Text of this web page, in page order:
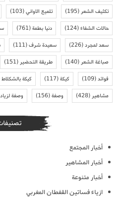
تكثيف الشعر(195) تلميع الاواني(103)
حالات الشفاء(124) دنيا بطمة(761)
سعد لمجرد(226) سعيدة شرف(111)
صباغة الشعر(140) طريقة التحضير(151)
فوائد(109) كيكة(117) كيكة بالشكلاط
مشاهير(428) وصفة(156) وصفة
أخبار المجتمع
أخبار المشاهير
أخبار متنوعة
ازياء فساتين القفطان المغربي